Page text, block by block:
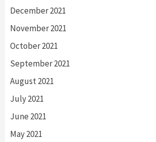
December 2021
November 2021
October 2021
September 2021
August 2021
July 2021
June 2021
May 2021